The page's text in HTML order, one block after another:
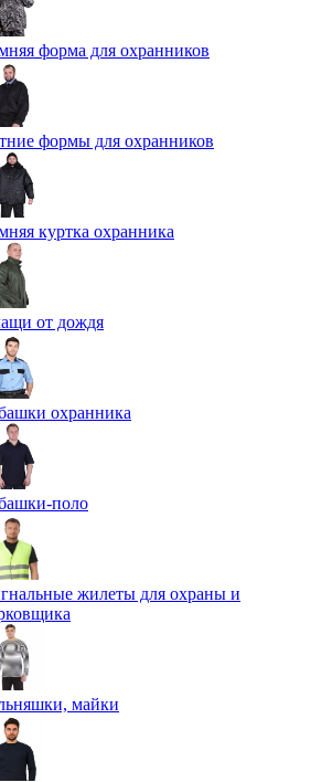
форма для охранников
формы для охранников
куртка охранника
от дождя
охранника
поло
жилеты для охраны и
майки